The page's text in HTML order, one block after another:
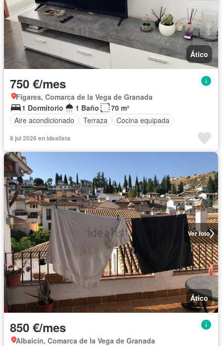
Ático
750 €/mes
Fígares, Comarca de la Vega de Granada
1 Dormitorio
1 Baño
70 m²
Aire acondicionado
Terraza Cocina equipada
8 jul 2026 en idealista
Ver foto
Ático
850 €/mes
Albaicín, Comarca de la Vega de Granada